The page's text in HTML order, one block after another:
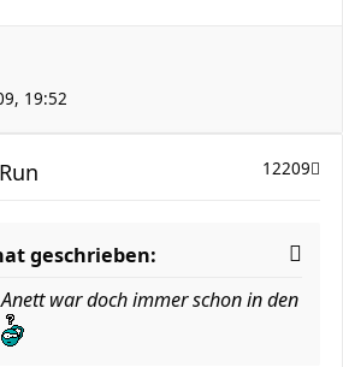
19:52
12209
geschrieben:
Anett war doch immer schon in den